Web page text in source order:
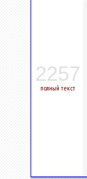
2257
полный текст